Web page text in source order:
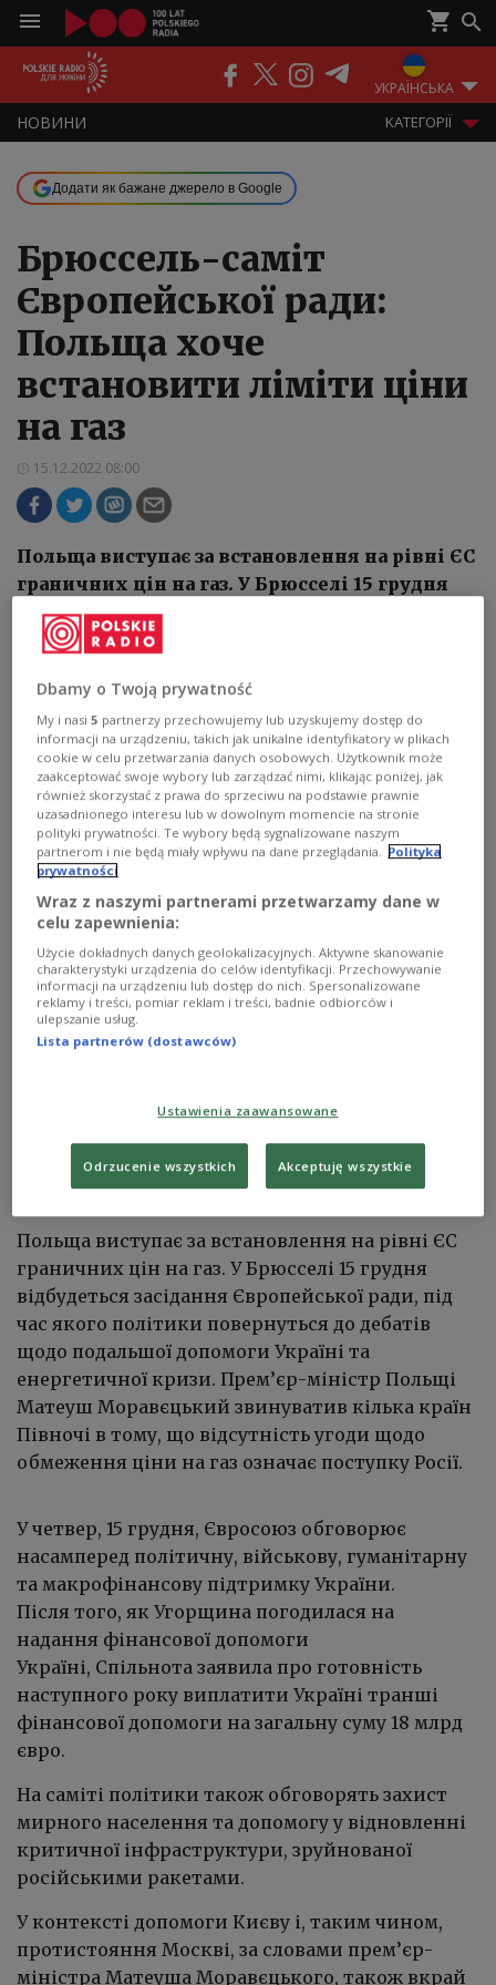
УКРАЇНСЬКА
НOВИНИ KАТЕГОРІЇ
ПОДКАСТИ ЕФІР
Додати як бажане джерело в Google
Брюссель-саміт
Європейської ради:
Польща хоче
встановити ліміти ціни
на газ
15.12.2022 08:00
Польща виступає за встановлення на рівні ЄС
граничних цін на газ. У Брюсселі 15 грудня
відбудеться засідання Європейської ради, під
час якого політики повернуться до дебатів
енергетичної кризи. Прем’єр-міністр
Польщі Матеуш Моравєцький звинуватив
кілька країн Півночі в тому, що відсутність
угоди щодо обмеження ціни на газ означає
поступку Росії
CC0 Domena publiczna
Польща виступає за встановлення на рівні ЄС
граничних цін на газ. У Брюсселі 15 грудня
відбудеться засідання Європейської ради, під
час якого політики повернуться до дебатів
щодо подальшої допомоги Україні та
енергетичної кризи. Прем’єр-міністр Польщі
Матеуш Моравєцький звинуватив кілька країн
Півночі в тому, що відсутність угоди щодо
обмеження ціни на газ означає поступку Росії.
У четвер, 15 грудня, Євросоюз обговорює
насамперед політичну, військову, гуманітарну
та макрофінансову підтримку України.
Після того, як Угорщина погодилася на
надання фінансової допомоги
Україні, Спільнота заявила про готовність
наступного року виплатити Україні транші
фінансової допомоги на загальну суму 18 млрд
євро.
На саміті політики також обговорять захист
мирного населення та допомогу у відновленні
критичної інфраструктури, зруйнованої
російськими ракетами.
У контексті допомоги Києву і, таким чином,
протистояння Москві, за словами прем’єр-
міністра Матеуша Моравєцького, також вкрай
Dbamy o Twoją prywatność
My i nasi5 partnerzy przechowujemy lub uzyskujemy dostęp do
informacji na urządzeniu, takich jak unikalne identyfikatory w plikach
cookie w celu przetwarzania danych osobowych. Użytkownik może
zaakceptować swoje wybory lub zarządzać nimi, klikając poniżej, jak
również skorzystać z prawa do sprzeciwu na podstawie prawnie
uzasadnionego interesu lub w dowolnym momencie na stronie
polityki prywatności. Te wybory będą sygnalizowane naszym
partnerom i nie będą miały wpływu na dane przeglądania.
Polityka
prywatności
Wraz z naszymi partnerami przetwarzamy dane w
celu zapewnienia:
Użycie dokładnych danych geolokalizacyjnych. Aktywne skanowanie
charakterystyki urządzenia do celów identyfikacji. Przechowywanie
informacji na urządzeniu lub dostęp do nich. Spersonalizowane
reklamy i treści, pomiar reklam i treści, badnie odbiorców i
ulepszanie usług.
Lista partnerów (dostawców)
Ustawienia zaawansowane
Odrzucenie wszystkich Akceptuję wszystkie